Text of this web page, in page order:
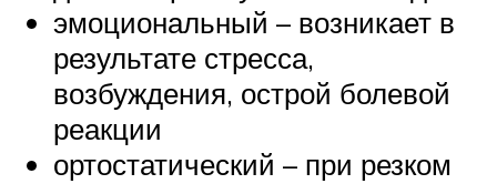
эмоциональный – возникает в
результате стресса,
возбуждения, острой болевой
реакции
ортостатический – при резком